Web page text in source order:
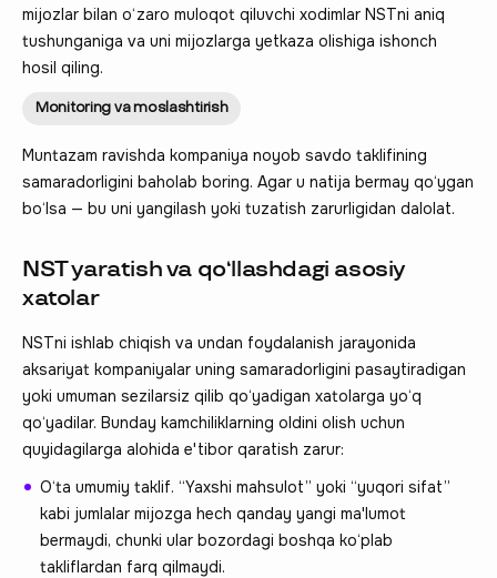
mijozlar bilan o‘zaro muloqot qiluvchi xodimlar NSTni aniq
tushunganiga va uni mijozlarga yetkaza olishiga ishonch
hosil qiling.
Monitoring va moslashtirish
Muntazam ravishda kompaniya noyob savdo taklifining
samaradorligini baholab boring. Agar u natija bermay qo‘ygan
bo‘lsa — bu uni yangilash yoki tuzatish zarurligidan dalolat.
NST yaratish va qo‘llashdagi asosiy
xatolar
NSTni ishlab chiqish va undan foydalanish jarayonida
aksariyat kompaniyalar uning samaradorligini pasaytiradigan
yoki umuman sezilarsiz qilib qo‘yadigan xatolarga yo‘q
qo‘yadilar. Bunday kamchiliklarning oldini olish uchun
quyidagilarga alohida e'tibor qaratish zarur:
O‘ta umumiy taklif. “Yaxshi mahsulot” yoki “yuqori sifat”
kabi jumlalar mijozga hech qanday yangi ma'lumot
bermaydi, chunki ular bozordagi boshqa ko‘plab
takliflardan farq qilmaydi.